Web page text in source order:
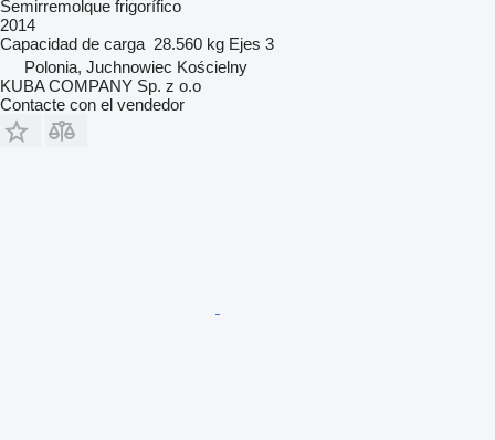
Semirremolque frigorífico
2014
Capacidad de carga 28.560 kg Ejes 3
Polonia, Juchnowiec Kościelny
KUBA COMPANY Sp. z o.o
Contacte con el vendedor